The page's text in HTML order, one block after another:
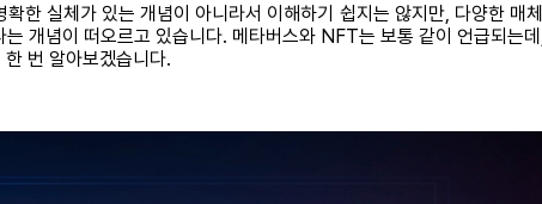
한 실체가 있는 개념이 아니라서 이해하기 쉽지는 않지만, 다양한 매
개념이 떠오르고 있습니다. 메타버스와 NFT는 보통 같이 언급되는
번 알아보겠습니다.